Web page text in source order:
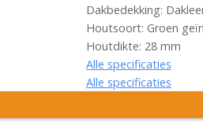
Dakbedekking:
Houtsoort: Groen
Houtdikte: 28 mm
Alle specificaties
Alle specificaties